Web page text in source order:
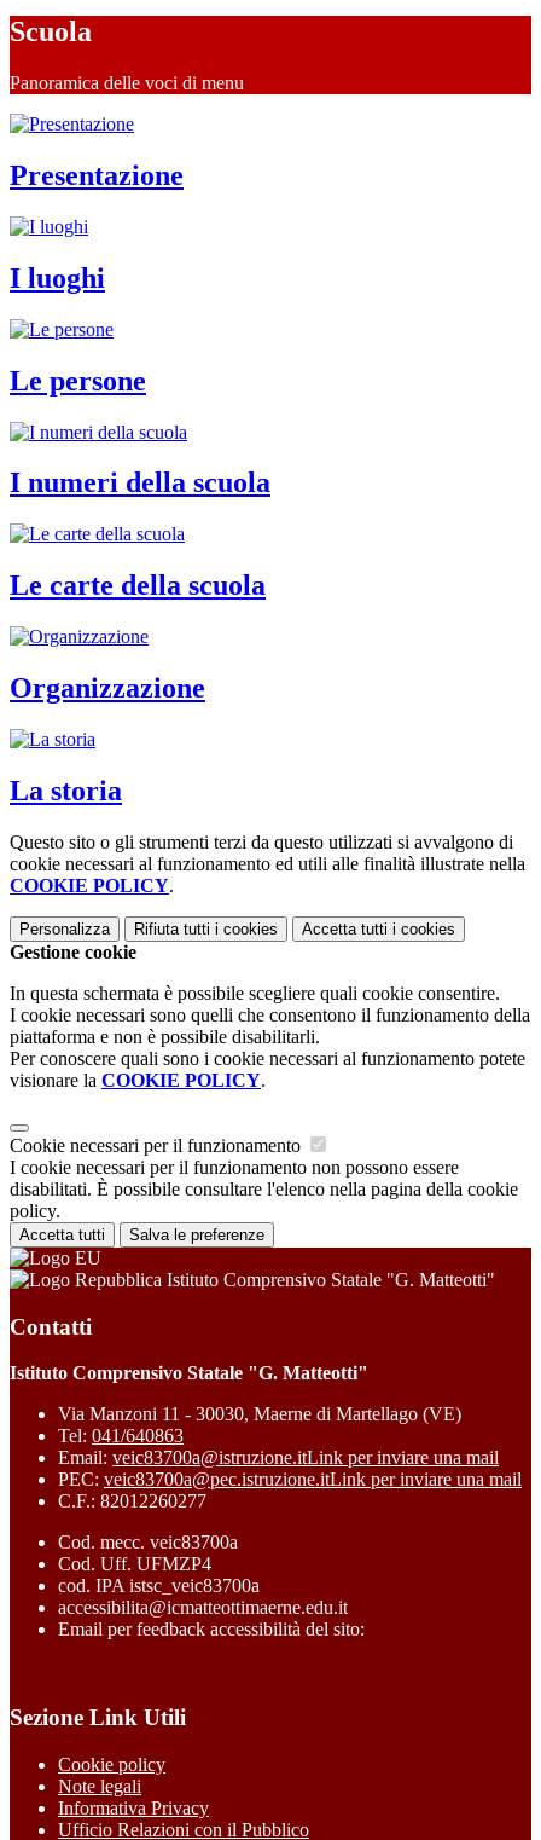
Scuola
Panoramica delle voci di menu
Presentazione
I luoghi
Le persone
I numeri della scuola
Le carte della scuola
Organizzazione
La storia
Questo sito o gli strumenti terzi da questo utilizzati si avvalgono di
cookie necessari al funzionamento ed utili alle finalità illustrate nella
COOKIE POLICY.
Personalizza Rifiuta tutti i cookies Accetta tutti i cookies
Gestione cookie
In questa schermata è possibile scegliere quali cookie consentire.
I cookie necessari sono quelli che consentono il funzionamento della
piattaforma e non è possibile disabilitarli.
Per conoscere quali sono i cookie necessari al funzionamento potete
visionare la COOKIE POLICY.
Cookie necessari per il funzionamento
I cookie necessari per il funzionamento non possono essere
disabilitati. È possibile consultare l'elenco nella pagina della cookie
policy.
Accetta tutti Salva le preferenze
Istituto Comprensivo Statale "G. Matteotti"
Contatti
Istituto Comprensivo Statale "G. Matteotti"
Via Manzoni 11 - 30030, Maerne di Martellago (VE)
Tel: 041/640863
Email: veic83700a@istruzione.itLink per inviare una mail
PEC: veic83700a@pec.istruzione.itLink per inviare una mail
C.F.: 82012260277
Cod. mecc. veic83700a
Cod. Uff. UFMZP4
cod. IPA istsc_veic83700a
accessibilita@icmatteottimaerne.edu.it
Email per feedback accessibilità del sito:
Sezione Link Utili
Cookie policy
Note legali
Informativa Privacy
Ufficio Relazioni con il Pubblico